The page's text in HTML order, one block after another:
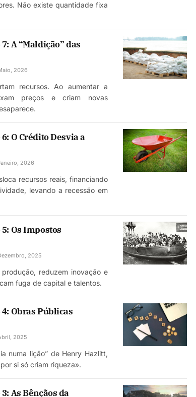
Não existe quantidade fixa
A “Maldição” das
2026
recursos. Ao aumentar a
preços e criam novas
O Crédito Desvia a
2026
recursos reais, financiando
levando a recessão em
Os Impostos
2025
reduzem inovação e
fuga de capital e talentos.
Obras Públicas
2025
numa lição” de Henry Hazlitt,
si só criam riqueza».
As Bênçãos da